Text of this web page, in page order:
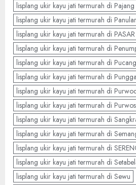
lisplang ukir kayu jati termurah di Pajang
lisplang ukir kayu jati termurah di
lisplang ukir kayu jati termurah di
lisplang ukir kayu jati termurah di
lisplang ukir kayu jati termurah di
lisplang ukir kayu jati termurah di
lisplang ukir kayu jati termurah di
lisplang ukir kayu jati termurah di
lisplang ukir kayu jati termurah di
lisplang ukir kayu jati termurah di
lisplang ukir kayu jati termurah di
lisplang ukir kayu jati termurah di
lisplang ukir kayu jati termurah di Sewu